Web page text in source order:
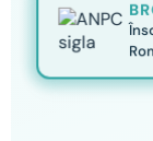
Nu te